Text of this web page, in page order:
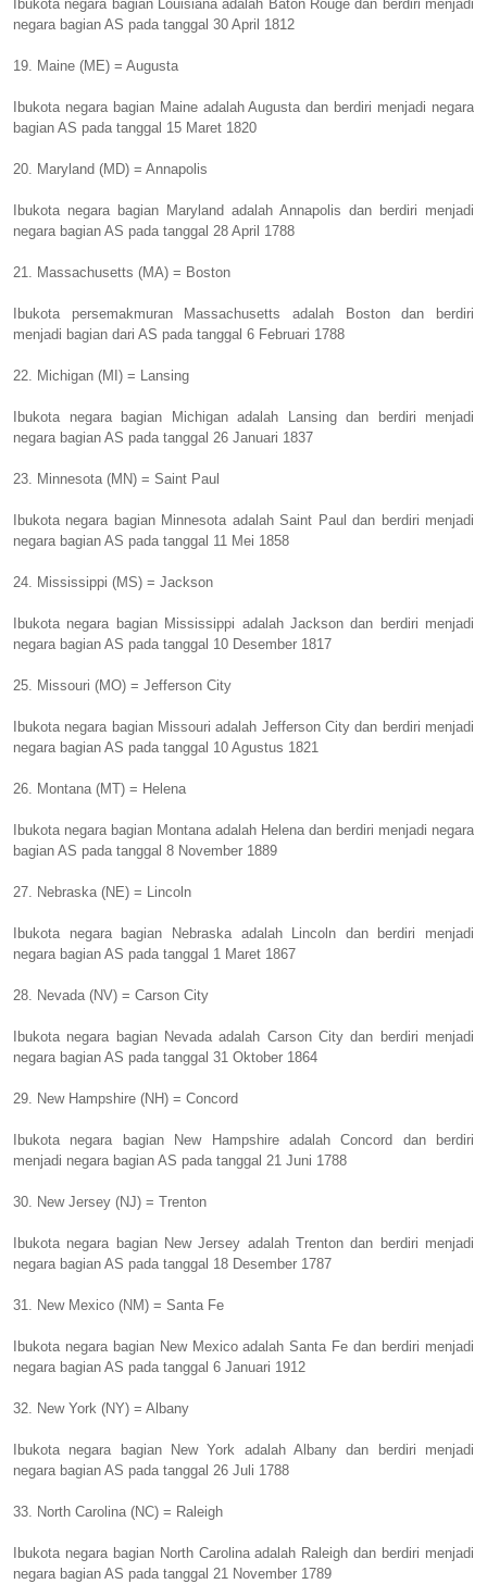
Ibukota negara bagian Louisiana adalah Baton Rouge dan berdiri menjadi
negara bagian AS pada tanggal 30 April 1812
19. Maine (ME) = Augusta
Ibukota negara bagian Maine adalah Augusta dan berdiri menjadi negara
bagian AS pada tanggal 15 Maret 1820
20. Maryland (MD) = Annapolis
Ibukota negara bagian Maryland adalah Annapolis dan berdiri menjadi
negara bagian AS pada tanggal 28 April 1788
21. Massachusetts (MA) = Boston
Ibukota persemakmuran Massachusetts adalah Boston dan berdiri
menjadi bagian dari AS pada tanggal 6 Februari 1788
22. Michigan (MI) = Lansing
Ibukota negara bagian Michigan adalah Lansing dan berdiri menjadi
negara bagian AS pada tanggal 26 Januari 1837
23. Minnesota (MN) = Saint Paul
Ibukota negara bagian Minnesota adalah Saint Paul dan berdiri menjadi
negara bagian AS pada tanggal 11 Mei 1858
24. Mississippi (MS) = Jackson
Ibukota negara bagian Mississippi adalah Jackson dan berdiri menjadi
negara bagian AS pada tanggal 10 Desember 1817
25. Missouri (MO) = Jefferson City
Ibukota negara bagian Missouri adalah Jefferson City dan berdiri menjadi
negara bagian AS pada tanggal 10 Agustus 1821
26. Montana (MT) = Helena
Ibukota negara bagian Montana adalah Helena dan berdiri menjadi negara
bagian AS pada tanggal 8 November 1889
27. Nebraska (NE) = Lincoln
Ibukota negara bagian Nebraska adalah Lincoln dan berdiri menjadi
negara bagian AS pada tanggal 1 Maret 1867
28. Nevada (NV) = Carson City
Ibukota negara bagian Nevada adalah Carson City dan berdiri menjadi
negara bagian AS pada tanggal 31 Oktober 1864
29. New Hampshire (NH) = Concord
Ibukota negara bagian New Hampshire adalah Concord dan berdiri
menjadi negara bagian AS pada tanggal 21 Juni 1788
30. New Jersey (NJ) = Trenton
Ibukota negara bagian New Jersey adalah Trenton dan berdiri menjadi
negara bagian AS pada tanggal 18 Desember 1787
31. New Mexico (NM) = Santa Fe
Ibukota negara bagian New Mexico adalah Santa Fe dan berdiri menjadi
negara bagian AS pada tanggal 6 Januari 1912
32. New York (NY) = Albany
Ibukota negara bagian New York adalah Albany dan berdiri menjadi
negara bagian AS pada tanggal 26 Juli 1788
33. North Carolina (NC) = Raleigh
Ibukota negara bagian North Carolina adalah Raleigh dan berdiri menjadi
negara bagian AS pada tanggal 21 November 1789